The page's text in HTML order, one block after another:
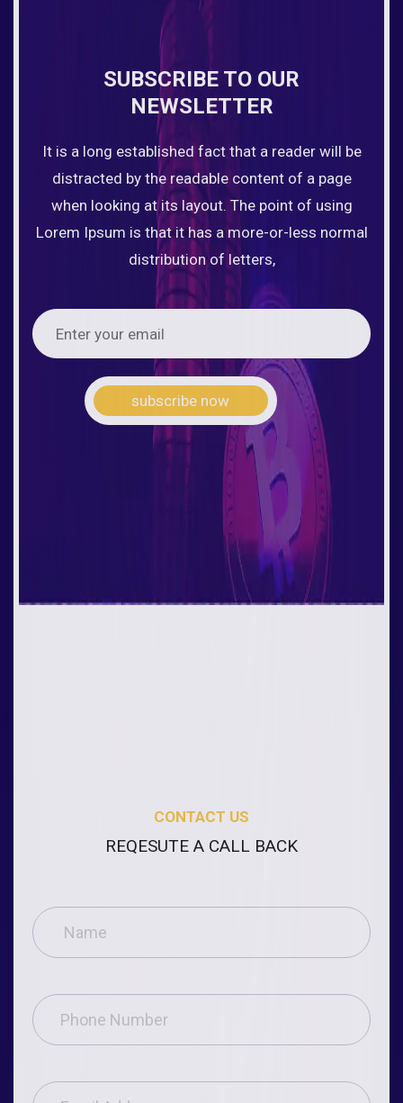
SUBSCRIBE TO OUR
NEWSLETTER
It is a long established fact that a reader will be
distracted by the readable content of a page
when looking at its layout. The point of using
Lorem Ipsum is that it has a more-or-less normal
distribution of letters,
subscribe now
CONTACT US
REQESUTE A CALL BACK